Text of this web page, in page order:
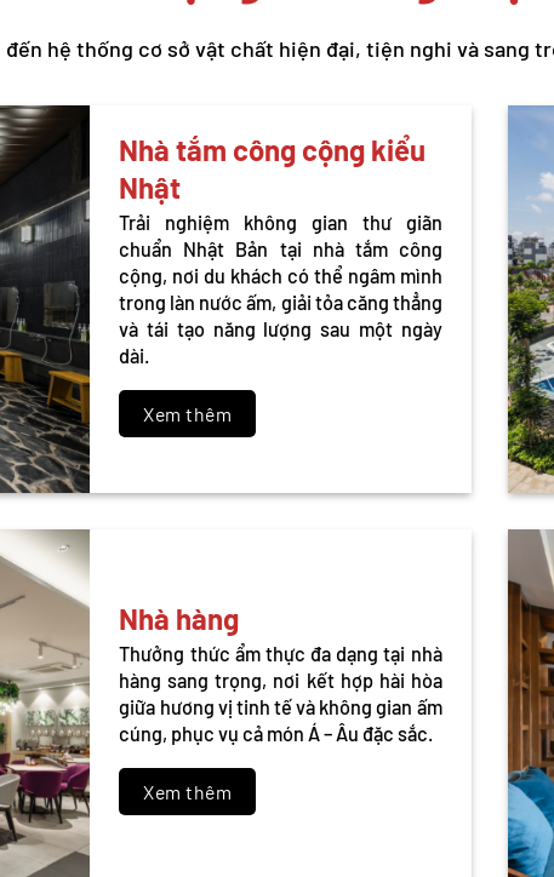
hệ thống cơ sở vật chất hiện đại, tiện nghi và sang
Nhà tắm công cộng kiểu
Nhật
Trải nghiệm không gian thư giãn
chuẩn Nhật Bản tại nhà tắm công
cộng, nơi du khách có thể ngâm mình
trong làn nước ấm, giải tỏa căng thẳng
và tái tạo năng lượng sau một ngày
dài.
Xem thêm
Nhà hàng
Thưởng thức ẩm thực đa dạng tại nhà
hàng sang trọng, nơi kết hợp hài hòa
giữa hương vị tinh tế và không gian ấm
cúng, phục vụ cả món Á – Âu đặc sắc.
Xem thêm